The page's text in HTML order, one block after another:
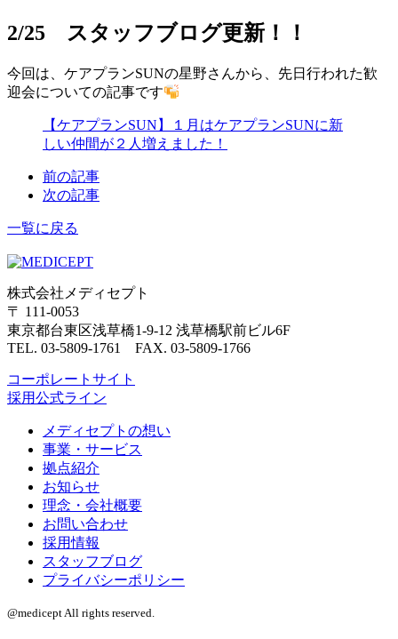
2/25 スタッフブログ更新！！
今回は、ケアプランSUNの星野さんから、先日行われた歓
迎会についての記事です
【ケアプランSUN】１月はケアプランSUNに新
しい仲間が２人増えました！
前の記事
次の記事
一覧に戻る
株式会社メディセプト
〒 111-0053
東京都台東区浅草橋1-9-12 浅草橋駅前ビル6F
TEL. 03-5809-1761 FAX. 03-5809-1766
コーポレートサイト
採用公式ライン
メディセプトの想い
事業・サービス
拠点紹介
お知らせ
理念・会社概要
お問い合わせ
採用情報
スタッフブログ
プライバシーポリシー
@medicept All rights reserved.